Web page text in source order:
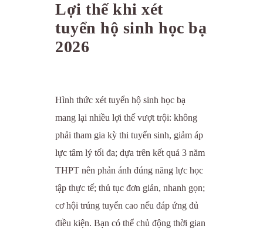
Lợi thế khi xét
tuyển hộ sinh học bạ
2026
Hình thức xét tuyển hộ sinh học bạ
mang lại nhiều lợi thế vượt trội: không
phải tham gia kỳ thi tuyển sinh, giảm áp
lực tâm lý tối đa; dựa trên kết quả 3 năm
THPT nên phản ánh đúng năng lực học
tập thực tế; thủ tục đơn giản, nhanh gọn;
cơ hội trúng tuyển cao nếu đáp ứng đủ
điều kiện. Bạn có thể chủ động thời gian